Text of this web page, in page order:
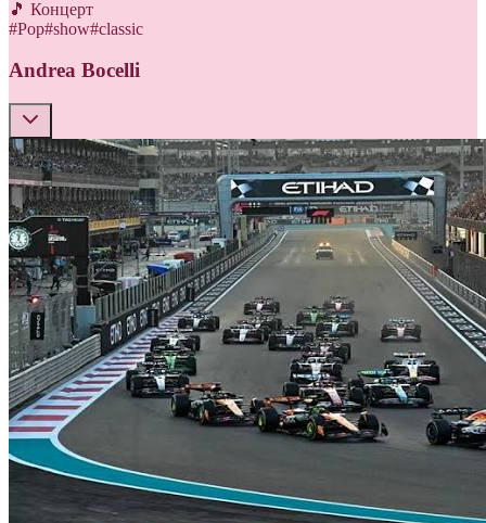
🎵 Концерт
#Pop#show#classic
Andrea Bocelli